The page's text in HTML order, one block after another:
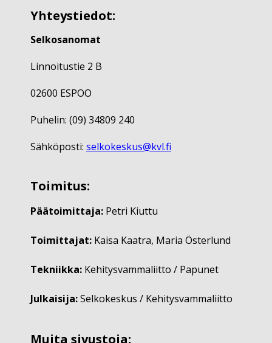
Yhteystiedot:
Selkosanomat
Linnoitustie 2 B
02600 ESPOO
Puhelin: (09) 34809 240
Sähköposti: selkokeskus@kvl.fi
Toimitus:
Päätoimittaja: Petri Kiuttu
Toimittajat: Kaisa Kaatra, Maria Österlund
Tekniikka: Kehitysvammaliitto / Papunet
Julkaisija:Selkokeskus / Kehitysvammaliitto
Muita sivustoja: